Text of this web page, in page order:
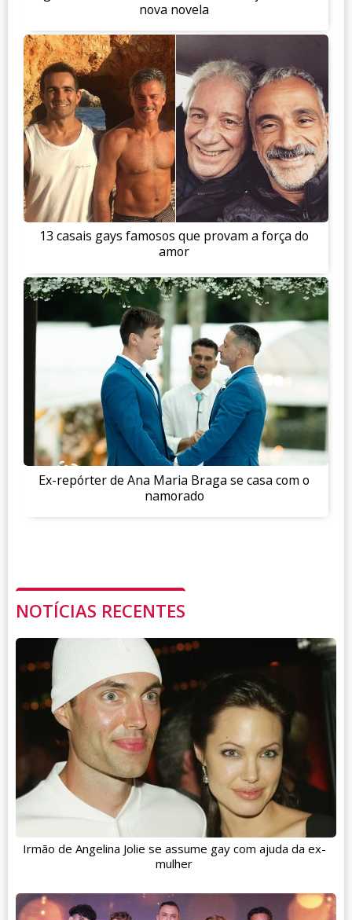
nova novela
13 casais gays famosos que provam a força do
amor
Ex-repórter de Ana Maria Braga se casa com o
namorado
NOTÍCIAS RECENTES
Irmão de Angelina Jolie se assume gay com ajuda da ex-
mulher